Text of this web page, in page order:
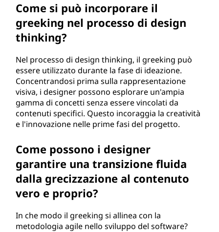
Come si può incorporare il
greeking nel processo di design
thinking?
Nel processo di design thinking, il greeking può
essere utilizzato durante la fase di ideazione.
Concentrandosi prima sulla rappresentazione
visiva, i designer possono esplorare un'ampia
gamma di concetti senza essere vincolati da
contenuti specifici. Questo incoraggia la creatività
e l'innovazione nelle prime fasi del progetto.
Come possono i designer
garantire una transizione fluida
dalla grecizzazione al contenuto
vero e proprio?
In che modo il greeking si allinea con la
metodologia agile nello sviluppo del software?